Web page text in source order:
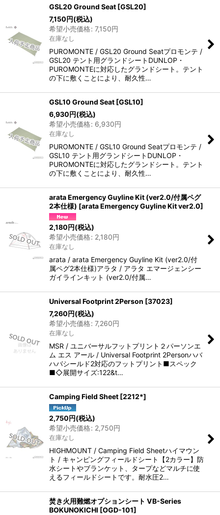
GSL20 Ground Seat [GSL20]
7,150円(税込)
希望小売価格: 7,150円
在庫なし
PUROMONTE / GSL20 Ground Seatプロモンテ /
GSL20 テント用グランドシートDUNLOP・
PUROMONTEに対応したグランドシート。テント
の下に敷くことにより、耐久性…
GSL10 Ground Seat [GSL10]
6,930円(税込)
希望小売価格: 6,930円
在庫なし
PUROMONTE / GSL10 Ground Seatプロモンテ /
GSL10 テント用グランドシートDUNLOP・
PUROMONTEに対応したグランドシート。テント
の下に敷くことにより、耐久性…
arata Emergency Guyline Kit (ver2.0/付属ペグ
2本仕様) [arata Emergency Guyline Kit ver2.0]
2,180円(税込)
希望小売価格: 2,180円
在庫なし
arata / arata Emergency Guyline Kit (ver2.0/付
属ペグ2本仕様)アラタ / アラタ エマージェンシー
ガイラインキット (ver2.0/付属…
Universal Footprint 2Person [37023]
7,260円(税込)
希望小売価格: 7,260円
在庫なし
MSR / ユニバーサルフットプリント２パーソンエ
ム エス アール / Universal Footprint 2Personハバ
ハバシールド2対応のフットプリント■スペック
■◇展開サイズ:122&t…
Camping Field Sheet [2212*]
2,750円(税込)
希望小売価格: 2,750円
在庫なし
HIGHMOUNT / Camping Field Sheetハイマウン
ト / キャンピングフィールドシート【2カラー】防
水シートやブランケット、タープなどマルチに使
えるフィールドシートです。耐水圧2…
焚き火用難燃オプションシート VB-Series
BOKUNOKICHI [OGD-101]